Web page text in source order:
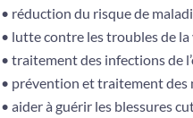
• réduction du risque de
• lutte contre les troubles de
• traitement des infections de
• prévention et traitement des
• aider à guérir les blessures